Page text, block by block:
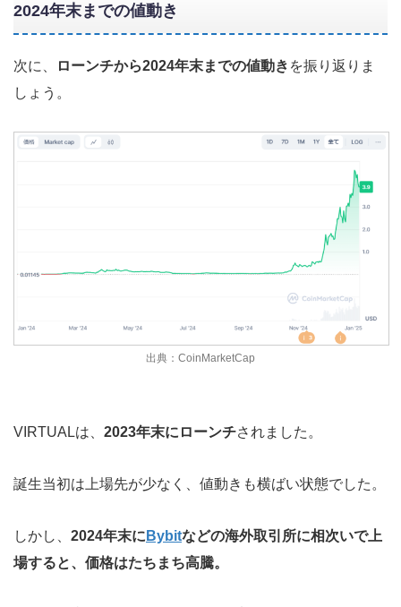
2024年末までの値動き
次に、 ローンチから2024年末までの値動き を振り返りま
しょう。
出典：CoinMarketCap
VIRTUALは、 2023年末にローンチされました。
誕生当初は上場先が少なく、値動きも横ばい状態でした。
しかし、 2024年末に Bybitなどの海外取引所に相次いで上
場すると、価格はたちまち高騰。